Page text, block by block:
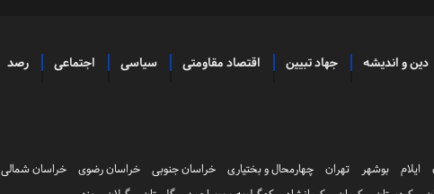
دین و اندیشه جهاد تبیین اقتصاد مقاومتی سیاسی اجتماعی رصد
ایلام بوشهر تهران چهارمحال و بختیاری خراسان جنوبی خراسان رضوی خراسان شمالی